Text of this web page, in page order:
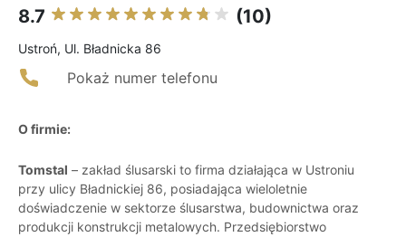
8.7 (10)
Ustroń, Ul. Bładnicka 86
Pokaż numer telefonu
O firmie:
Tomstal – zakład ślusarski to firma działająca w Ustroniu
przy ulicy Bładnickiej 86, posiadająca wieloletnie
doświadczenie w sektorze ślusarstwa, budownictwa oraz
produkcji konstrukcji metalowych. Przedsiębiorstwo